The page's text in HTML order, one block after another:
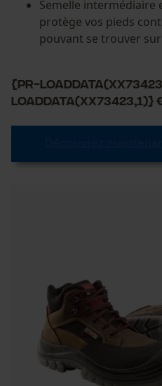
Semelle intermédiaire
protège vos pieds
pouvant se trouver
{PR-
LoadData(XX73423,1)}
Panier
Salutation
Vidéos
Survicate